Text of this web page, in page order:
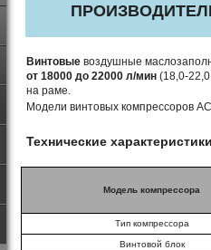
Винтовые воздушные
от 18000 до 22000 л/мин (18,0-
на раме.
Модели винтовых компрессоров
Технические
Модель компрессора
Тип компрессора
Винтовой блок